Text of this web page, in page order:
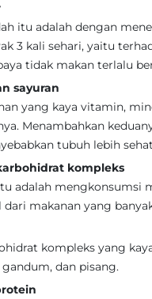
itu adalah dengan
3 kali sehari, yaitu
tidak makan terlalu
sayuran
yang kaya vitamin,
Menambahkan
tubuh lebih
kompleks
adalah
makanan yang
kompleks yang
dan pisang.